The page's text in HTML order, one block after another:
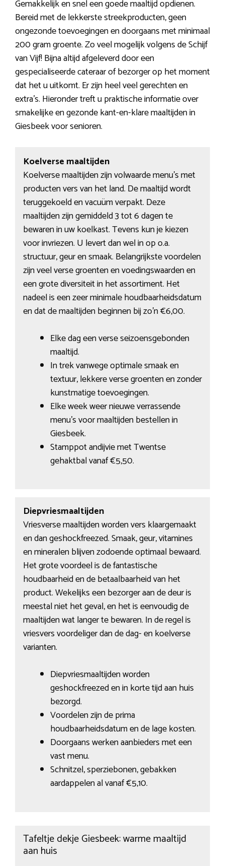
Gemakkelijk en snel een goede maaltijd opdienen.
Bereid met de lekkerste streekproducten, geen
ongezonde toevoegingen en doorgaans met minimaal
200 gram groente. Zo veel mogelijk volgens de Schijf
van Vijf! Bijna altijd afgeleverd door een
gespecialiseerde cateraar of bezorger op het moment
dat het u uitkomt. Er zijn heel veel gerechten en
extra’s. Hieronder treft u praktische informatie over
smakelijke en gezonde kant-en-klare maaltijden in
Giesbeek voor senioren.
Koelverse maaltijden
Koelverse maaltijden zijn volwaarde menu’s met
producten vers van het land. De maaltijd wordt
teruggekoeld en vacuüm verpakt. Deze
maaltijden zijn gemiddeld 3 tot 6 dagen te
bewaren in uw koelkast. Tevens kun je kiezen
voor invriezen. U levert dan wel in op o.a.
structuur, geur en smaak. Belangrijkste voordelen
zijn veel verse groenten en voedingswaarden en
een grote diversiteit in het assortiment. Het
nadeel is een zeer minimale houdbaarheidsdatum
en dat de maaltijden beginnen bij zo’n €6,00.
Elke dag een verse seizoensgebonden
maaltijd.
In trek vanwege optimale smaak en
textuur, lekkere verse groenten en zonder
kunstmatige toevoegingen.
Elke week weer nieuwe verrassende
menu’s voor maaltijden bestellen in
Giesbeek.
Stamppot andijvie met Twentse
gehaktbal vanaf €5,50.
Diepvriesmaaltijden
Vriesverse maaltijden worden vers klaargemaakt
en dan geshockfreezed. Smaak, geur, vitamines
en mineralen blijven zodoende optimaal bewaard.
Het grote voordeel is de fantastische
houdbaarheid en de betaalbaarheid van het
product. Wekelijks een bezorger aan de deur is
meestal niet het geval, en het is eenvoudig de
maaltijden wat langer te bewaren. In de regel is
vriesvers voordeliger dan de dag- en koelverse
varianten.
Diepvriesmaaltijden worden
geshockfreezed en in korte tijd aan huis
bezorgd.
Voordelen zijn de prima
houdbaarheidsdatum en de lage kosten.
Doorgaans werken aanbieders met een
vast menu.
Schnitzel, sperziebonen, gebakken
aardappelen al vanaf €5,10.
Tafeltje dekje Giesbeek: warme maaltijd
aan huis